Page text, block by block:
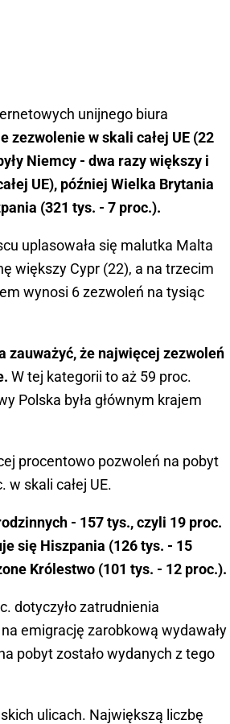
unijnego biura
zezwolenie w skali całej UE (22
Niemcy - dwa razy większy i
UE), później Wielka Brytania
(321 tys. - 7 proc.).
uplasowała się malutka Malta
większy Cypr (22), a na trzecim
wynosi 6 zezwoleń na tysiąc
zauważyć, że najwięcej zezwoleń
W tej kategorii to aż 59 proc.
Polska była głównym krajem
procentowo pozwoleń na pobyt
skali całej UE.
- 157 tys., czyli 19 proc.
się Hiszpania (126 tys. - 15
Królestwo (101 tys. - 12 proc.).
dotyczyło zatrudnienia
emigrację zarobkową wydawały
pobyt zostało wydanych z tego
ulicach. Największą liczbę